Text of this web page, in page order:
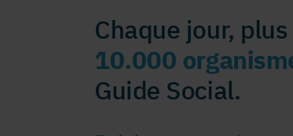
Chaque jour,
10.000
Guide Social.